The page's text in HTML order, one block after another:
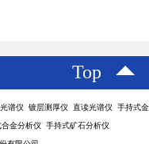
Top
谱仪 镀层测厚仪 直读光谱仪 手持式金
金分析仪 手持式矿石分析仪